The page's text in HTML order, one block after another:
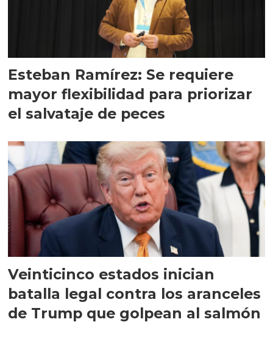
Esteban Ramírez: Se requiere
mayor flexibilidad para priorizar
el salvataje de peces
Veinticinco estados inician
batalla legal contra los aranceles
de Trump que golpean al salmón